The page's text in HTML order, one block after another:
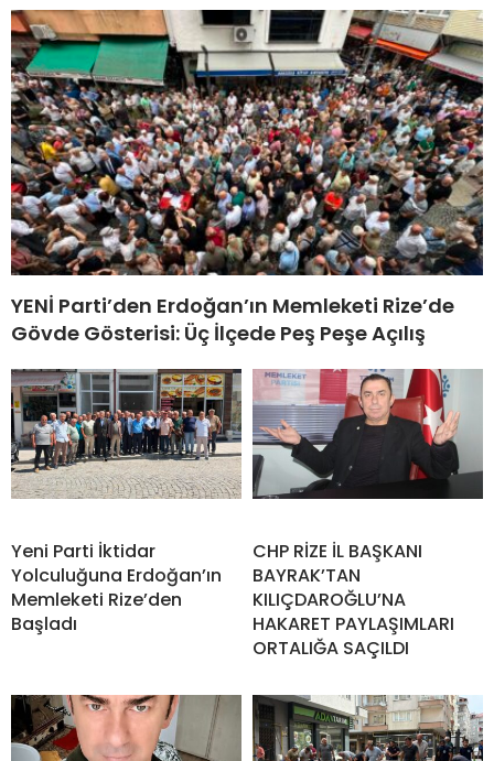
YENİ Parti’den Erdoğan’ın Memleketi Rize’de
Gövde Gösterisi: Üç İlçede Peş Peşe Açılış
Yeni Parti İktidar
Yolculuğuna Erdoğan’ın
Memleketi Rize’den
Başladı
CHP RİZE İL BAŞKANI
BAYRAK’TAN
KILIÇDAROĞLU’NA
HAKARET PAYLAŞIMLARI
ORTALIĞA SAÇILDI